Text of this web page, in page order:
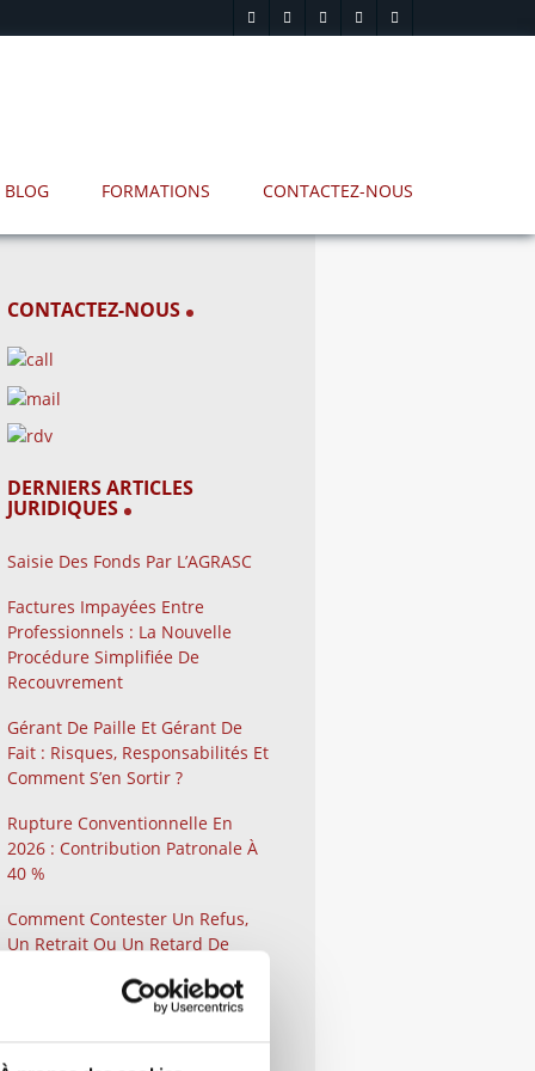
BLOG FORMATIONS CONTACTEZ-NOUS
CONTACTEZ-NOUS
DERNIERS ARTICLES
JURIDIQUES
Saisie Des Fonds Par L’AGRASC
Factures Impayées Entre
Professionnels : La Nouvelle
Procédure Simplifiée De
Recouvrement
Gérant De Paille Et Gérant De
Fait : Risques, Responsabilités Et
Comment S’en Sortir ?
Rupture Conventionnelle En
2026 : Contribution Patronale À
40 %
Comment Contester Un Refus,
Un Retrait Ou Un Retard De
Lorsque Vous Êtes Une
Qu’est-Ce Que La Médiation Ou